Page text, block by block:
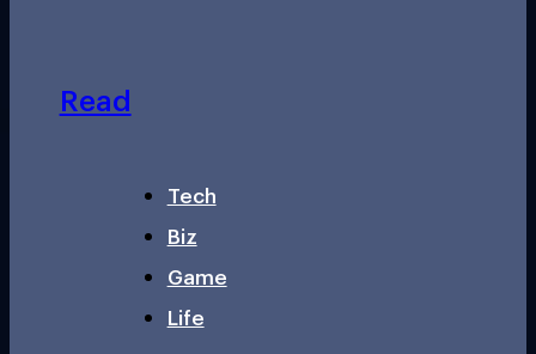
Read
Tech
Biz
Game
Life